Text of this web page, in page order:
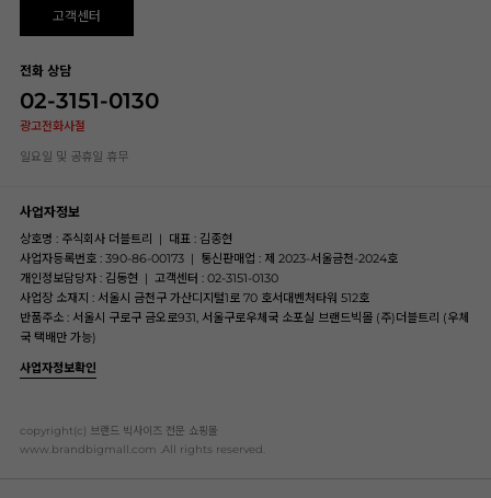
고객센터
전화 상담
02-3151-0130
광고전화사절
일요일 및 공휴일 휴무
사업자정보
상호명 : 주식회사 더블트리 | 대표 : 김종현
사업자등록번호 : 390-86-00173 | 통신판매업 : 제 2023-서울금천-2024호
개인정보담당자 : 김동현 | 고객센터 : 02-3151-0130
사업장 소재지 : 서울시 금천구 가산디지털1로 70 호서대벤처타워 512호
반품주소 : 서울시 구로구 금오로931, 서울구로우체국 소포실 브랜드빅몰 (주)더블트리 (우체
국 택배만 가능)
사업자정보확인
copyright(c) 브랜드 빅사이즈 전문 쇼핑몰
www.brandbigmall.com .All rights reserved.